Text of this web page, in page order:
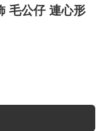
毛公仔 連心形